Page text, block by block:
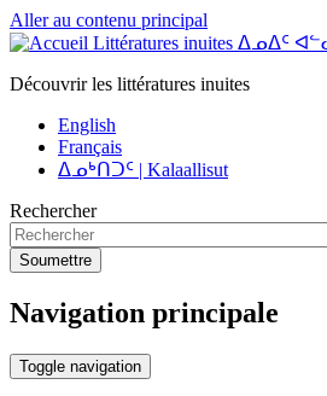
Aller au contenu principal
Littératures inuites ᐃᓄᐃᑦ
Découvrir les littératures inuites
English
Français
ᐃᓄᒃᑎᑐᑦ | Kalaallisut
Rechercher
Soumettre
Navigation principale
Toggle navigation